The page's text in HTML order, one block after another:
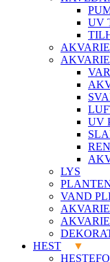
UV
UV
LYS
VAND
HEST